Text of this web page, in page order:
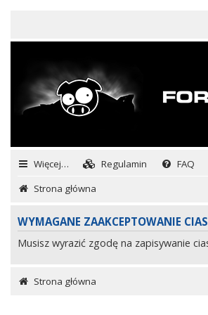
Więcej… Regulamin
FAQ
Strona główna
WYMAGANE ZAAKCEPTOWANIE
Musisz wyrazić zgodę na zapisywanie
Strona główna